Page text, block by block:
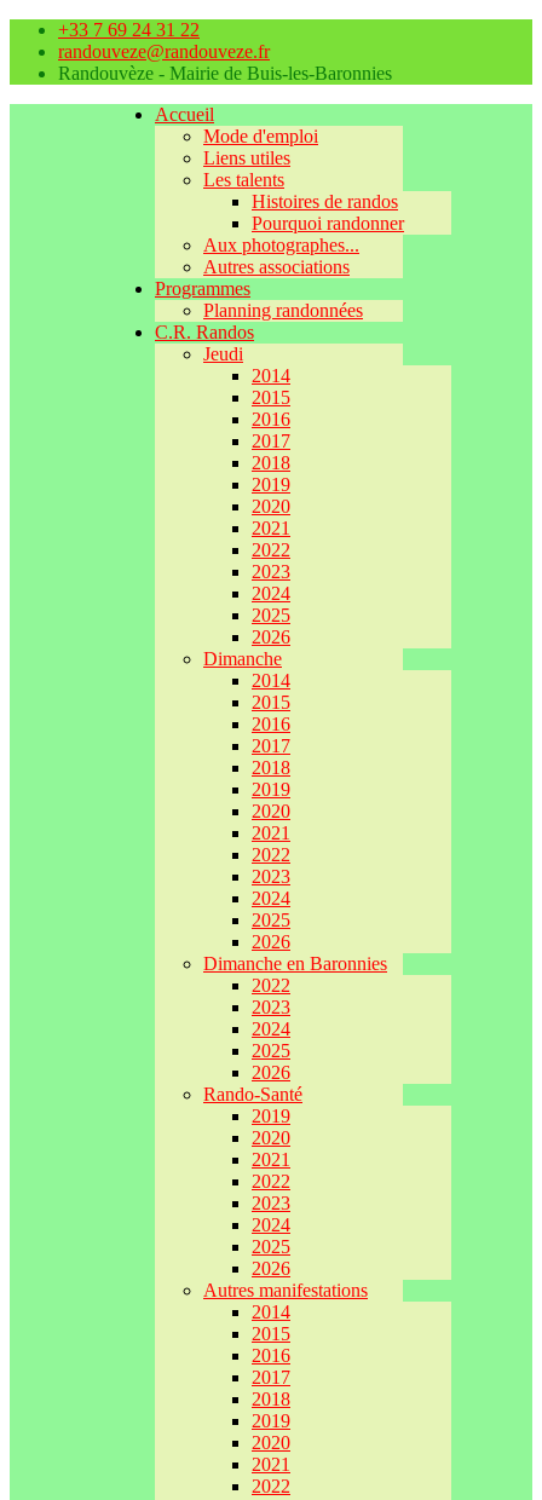
+33 7 69 24 31 22
randouveze@randouveze.fr
Randouvèze - Mairie de Buis-les-Baronnies
Accueil
Mode d'emploi
Liens utiles
Les talents
Histoires de randos
Pourquoi randonner
Aux photographes...
Autres associations
Programmes
Planning randonnées
C.R. Randos
Jeudi
2014
2015
2016
2017
2018
2019
2020
2021
2022
2023
2024
2025
2026
Dimanche
2014
2015
2016
2017
2018
2019
2020
2021
2022
2023
2024
2025
2026
Dimanche en Baronnies
2022
2023
2024
2025
2026
Rando-Santé
2019
2020
2021
2022
2023
2024
2025
2026
Autres manifestations
2014
2015
2016
2017
2018
2019
2020
2021
2022